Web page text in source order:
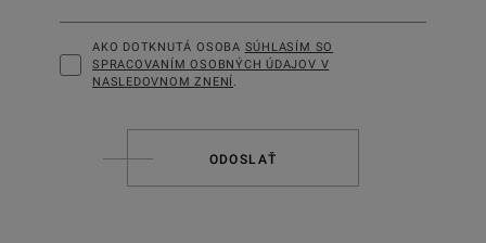
AKO DOTKNUTÁ OSOBA SÚHLASÍM SO
SPRACOVANÍM OSOBNÝCH ÚDAJOV V
NASLEDOVNOM ZNENÍ .
ODOSLAŤ